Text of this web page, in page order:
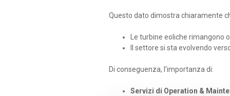
Questo dato dimostra chiaramente
Le turbine eoliche
Il settore si sta evolvendo
Di conseguenza, l’importanza di:
Servizi di Operation &